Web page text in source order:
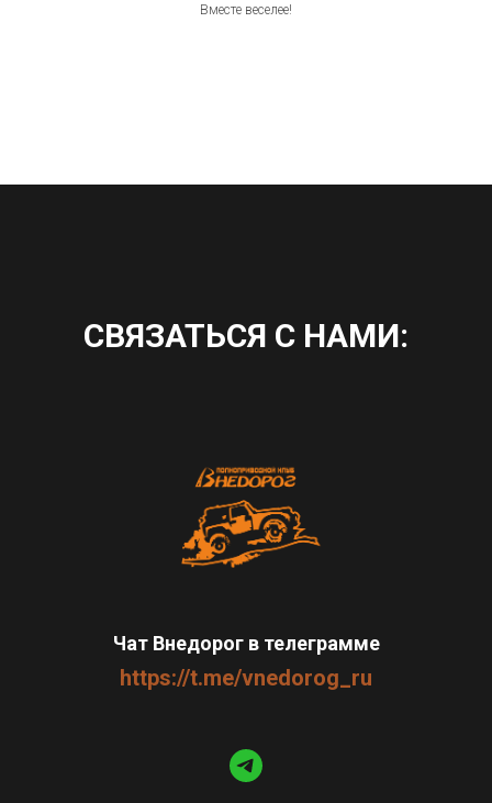
Вместе веселее!
СВЯЗАТЬСЯ С НАМИ:
Чат Внедорог в телеграмме
https://t.me/vnedorog_ru